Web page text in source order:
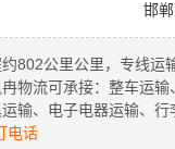
邯
802公里公里，专线运
物流可承接：整车运
输、电子电器运输、
电话